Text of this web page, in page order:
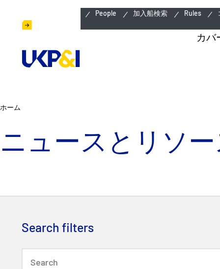
People 加入船検索 Rules
カバ
ホーム
ニュースとリソ
Search filters